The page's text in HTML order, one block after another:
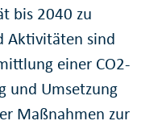
bis 2040 zu
Aktivitäten sind
einer CO2-
und Umsetzung
Maßnahmen zur